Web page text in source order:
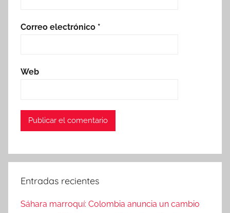
Correo electrónico *
Web
Entradas recientes
Sáhara marroquí: Colombia anuncia un cambio